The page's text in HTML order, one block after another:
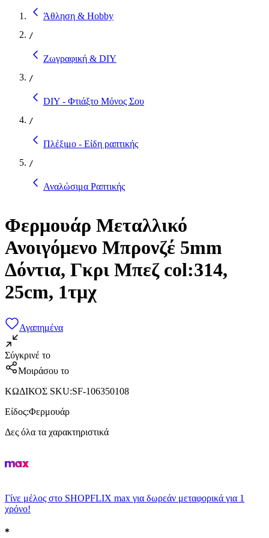
Άθληση & Hobby
/
Ζωγραφική & DIY
/
DIY - Φτιάξτο Μόνος Σου
/
Πλέξιμο - Είδη ραπτικής
/
Αναλώσιμα Ραπτικής
Φερμουάρ Μεταλλικό
Ανοιγόμενο Μπρονζέ 5mm
Δόντια, Γκρι Μπεζ col:314,
25cm, 1τμχ
Αγαπημένα
Σύγκρινέ το
Μοιράσου το
ΚΩΔΙΚΟΣ SKU:SF-106350108
Είδος:Φερμουάρ
Δες όλα τα χαρακτηριστικά
Γίνε μέλος στο SHOPFLIX max για δωρεάν μεταφορικά για 1
χρόνο!